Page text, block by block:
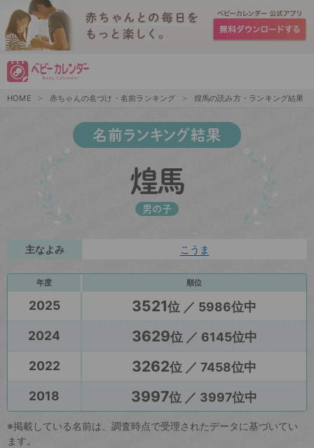
HOME 赤ちゃんの名づけ・名前ランキング 煌馬の読み方・ランキング結果
名前ランキング結果
煌馬
男の子
主なよみ こうま
年度 順位
2025 3521位 ／ 5986位中
2024
3629位 ／ 6145位中
2022
3262位 ／ 7458位中
2018
3997位 ／ 3997位中
※掲載している名前は、調査時点で受理されたデータに基づいてい
ます。